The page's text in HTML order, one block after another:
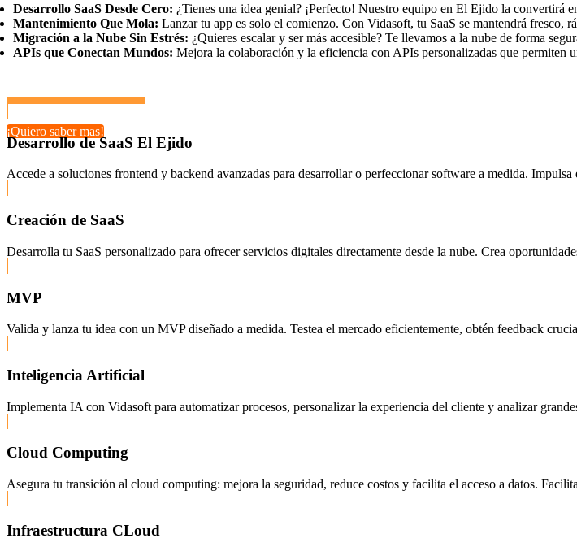
Desarrollo SaaS Desde Cero: ¿Tienes una idea genial? ¡Perfecto! Nuestro equipo en El Ejido la convertirá
Mantenimiento Que Mola: Lanzar tu app es solo el comienzo. Con Vidasoft, tu SaaS se mantendrá fresco,
Migración a la Nube Sin Estrés: ¿Quieres escalar y ser más accesible? Te llevamos a la nube de forma
APIs que Conectan Mundos: Mejora la colaboración y la eficiencia con APIs personalizadas que permiten
¡Quiero saber mas!
Desarrollo de SaaS El Ejido
Accede a soluciones frontend y backend avanzadas para desarrollar o perfeccionar software a medida.
Creación de SaaS
Desarrolla tu SaaS personalizado para ofrecer servicios digitales directamente desde la nube. Crea
MVP
Valida y lanza tu idea con un MVP diseñado a medida. Testea el mercado eficientemente, obtén feedback
Inteligencia Artificial
Implementa IA con Vidasoft para automatizar procesos, personalizar la experiencia del cliente y analizar
Cloud Computing
Asegura tu transición al cloud computing: mejora la seguridad, reduce costos y facilita el acceso a datos.
Infraestructura CLoud